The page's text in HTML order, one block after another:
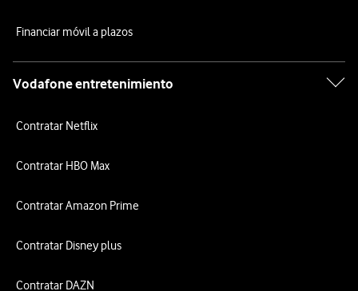
Financiar móvil a plazos
Vodafone entretenimiento
Contratar Netflix
Contratar HBO Max
Contratar Amazon Prime
Contratar Disney plus
Contratar DAZN